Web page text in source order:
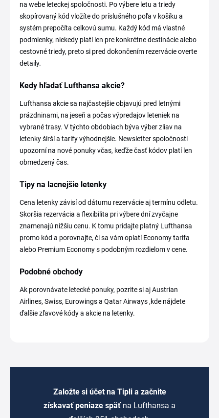
na webe leteckej spoločnosti. Po výbere letu a triedy
skopírovaný kód vložíte do príslušného poľa v košíku a
systém prepočíta celkovú sumu. Každý kód má vlastné
podmienky, niekedy platí len pre konkrétne destinácie alebo
cestovné triedy, preto si pred dokončením rezervácie overte
detaily.
Kedy hľadať Lufthansa akcie?
Lufthansa akcie sa najčastejšie objavujú pred letnými
prázdninami, na jeseň a počas výpredajov leteniek na
vybrané trasy. V týchto obdobiach býva výber zliav na
letenky širší a tarify výhodnejšie. Newsletter spoločnosti
upozorní na nové ponuky včas, keďže časť kódov platí len
obmedzený čas.
Tipy na lacnejšie letenky
Cena letenky závisí od dátumu rezervácie aj termínu odletu.
Skoršia rezervácia a flexibilita pri výbere dní zvyčajne
znamenajú nižšiu cenu. K tomu pridajte platný Lufthansa
promo kód a porovnajte, či sa vám oplatí Economy tarifa
alebo Premium Economy s podobným rozdielom v cene.
Podobné obchody
Ak porovnávate letecké ponuky, pozrite si aj Austrian
Airlines, Swiss, Eurowings a Qatar Airways ,kde nájdete
ďalšie zľavové kódy a akcie na letenky.
Založte si účet na Tipli a začnite
získavať peniaze späť na Lufthansa a